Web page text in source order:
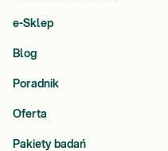
e-Sklep
Blog
Poradnik
Oferta
Pakiety badań